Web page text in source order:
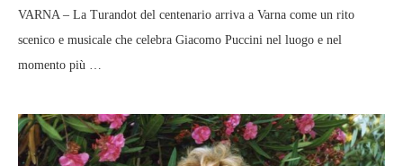
VARNA – La Turandot del centenario arriva a Varna come un rito
scenico e musicale che celebra Giacomo Puccini nel luogo e nel
momento più …